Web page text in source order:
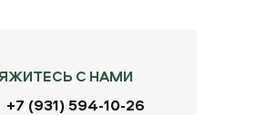
С НАМИ
+7 (931) 594-10-26